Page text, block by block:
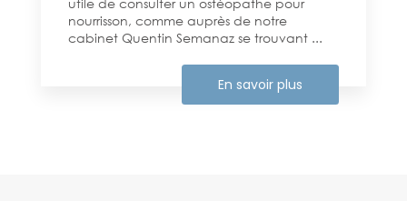
nourrisson, comme auprès de notre
cabinet Quentin Semanaz se trouvant ...
En savoir plus